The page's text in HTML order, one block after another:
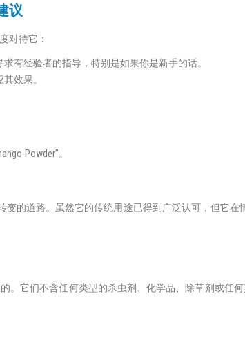
议
对待它：
有经验者的指导，特别是如果你是新手的话。
效果。
Powder”。
变的道路。虽然它的传统用途已得到广泛认可，但它在
。它们不含任何类型的杀虫剂、化学品、除草剂或任何